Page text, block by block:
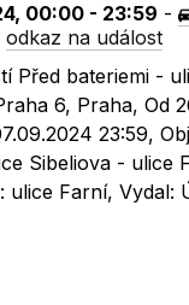
00:00 - 23:59 -
odkaz na událost
Před bateriemi -
6, Praha, Od
23:59,
Sibeliova - ulice
ulice Farní, Vydal: